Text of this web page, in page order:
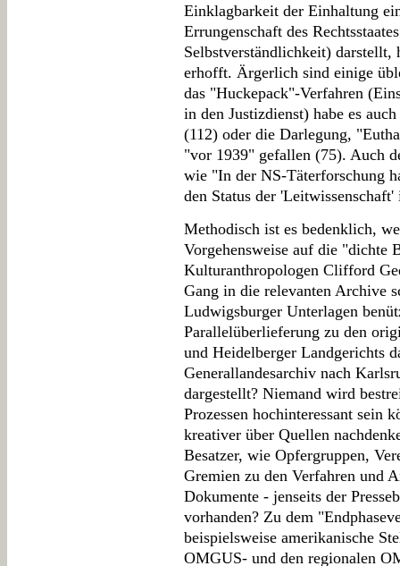
Einklagbarkeit der Einhaltung
Errungenschaft des
Selbstverständlichkeit) darstellt,
erhofft. Ärgerlich sind einige
das "Huckepack"-Verfahren
in den Justizdienst) habe es
(112) oder die Darlegung,
"vor 1939" gefallen (75). Auch
wie "In der NS-Täterforschung
den Status der
Methodisch ist es bedenklich,
Vorgehensweise auf die "dichte
Kulturanthropologen Clifford
Gang in die relevanten Archive
Ludwigsburger Unterlagen
Parallelüberlieferung zu den
und Heidelberger Landgerichts
Generallandesarchiv nach
dargestellt? Niemand wird
Prozessen hochinteressant sein
kreativer über Quellen
Besatzer, wie Opfergruppen,
Gremien zu den Verfahren und
Dokumente - jenseits der
vorhanden? Zu dem
beispielsweise amerikanische
OMGUS- und den regionalen